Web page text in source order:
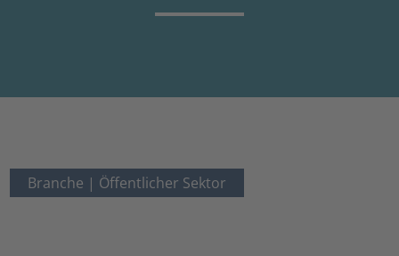
Branche | Öffentlicher Sektor